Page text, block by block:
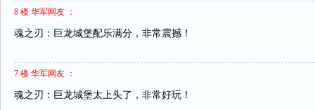
8 楼 华军网友 ：
魂之刃：巨龙城堡配乐满分，非常震撼！
7 楼 华军网友 ：
魂之刃：巨龙城堡太上头了，非常好玩！